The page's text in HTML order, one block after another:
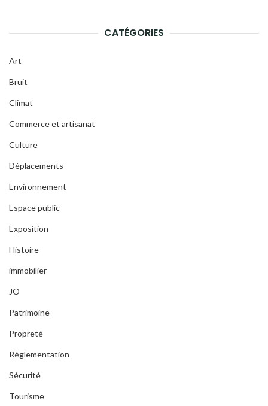
CATÉGORIES
Art
Bruit
Climat
Commerce et artisanat
Culture
Déplacements
Environnement
Espace public
Exposition
Histoire
immobilier
JO
Patrimoine
Propreté
Réglementation
Sécurité
Tourisme